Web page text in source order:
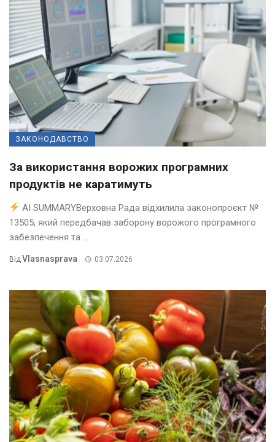
ЗАКОНОДАВСТВО
За використання ворожих програмних
продуктів не каратимуть
AI SUMMARYВерховна Рада відхилила законопроєкт №
13505, який передбачав заборону ворожого програмного
забезпечення та ...
Від Vlasnasprava 03.07.2026